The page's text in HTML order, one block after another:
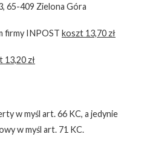
65-409 Zielona Góra
firmy INPOST koszt 13,70 zł
13,20 zł
w myśl art. 66 KC, a jedynie
w myśl art. 71 KC.